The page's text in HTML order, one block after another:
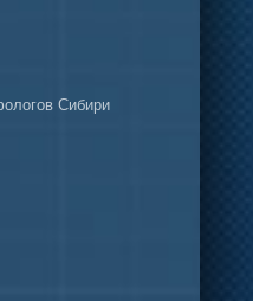
Сибири